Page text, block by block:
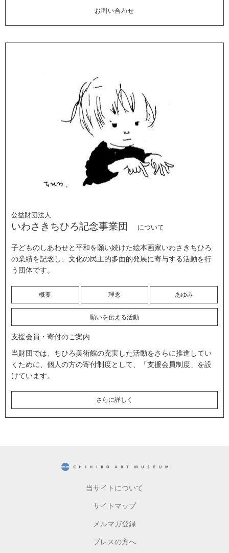
お問い合わせ
公益財団法人
いわさきちひろ記念事業団 について
子どものしあわせと平和を願い続けた絵本画家いわさきちひろ
の業績を記念し、文化の民主的多面的発展に寄与する活動を行
う団体です。
概要 理念 あゆみ
願いを伝える活動
支援会員・寄付のご案内
当財団では、ちひろ美術館の充実した活動をさらに推進してい
くために、個人の方の寄付制度として、「支援会員制度」を設
けています。
さらに詳しく
当サイトについて
サイトマップ
メルマガ登録
プレスの方へ